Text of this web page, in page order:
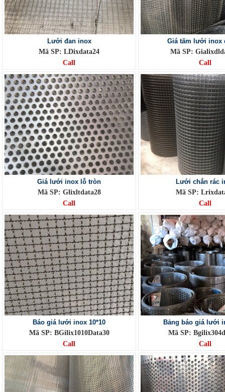
Lưới đan inox
Mã SP: LDixdata24
Call
Giá tấm lưới inox
Mã SP:
Call
Giá lưới inox lỗ tròn
Mã SP: Glixltdata28
Call
Lưới chắn rác
Mã SP:
Call
Báo giá lưới inox 10*10
Mã SP: BGilix1010Data30
Call
Bảng báo giá lưới
Mã SP:
Call